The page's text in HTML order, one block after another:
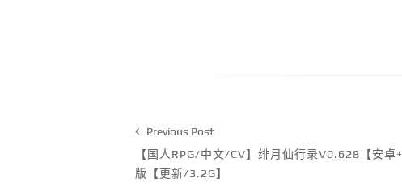
Previous Post
【国人RPG/中文/CV】绯月仙行录V0.628【安卓
版【更新/3.2G】